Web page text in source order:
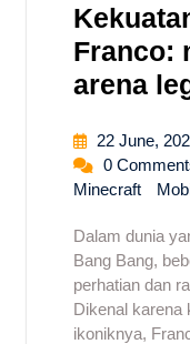
Franco:
arena
22 June,
0
Minecraft
Dalam dunia
Bang Bang,
perhatian dan
Dikenal karena
ikoniknya,